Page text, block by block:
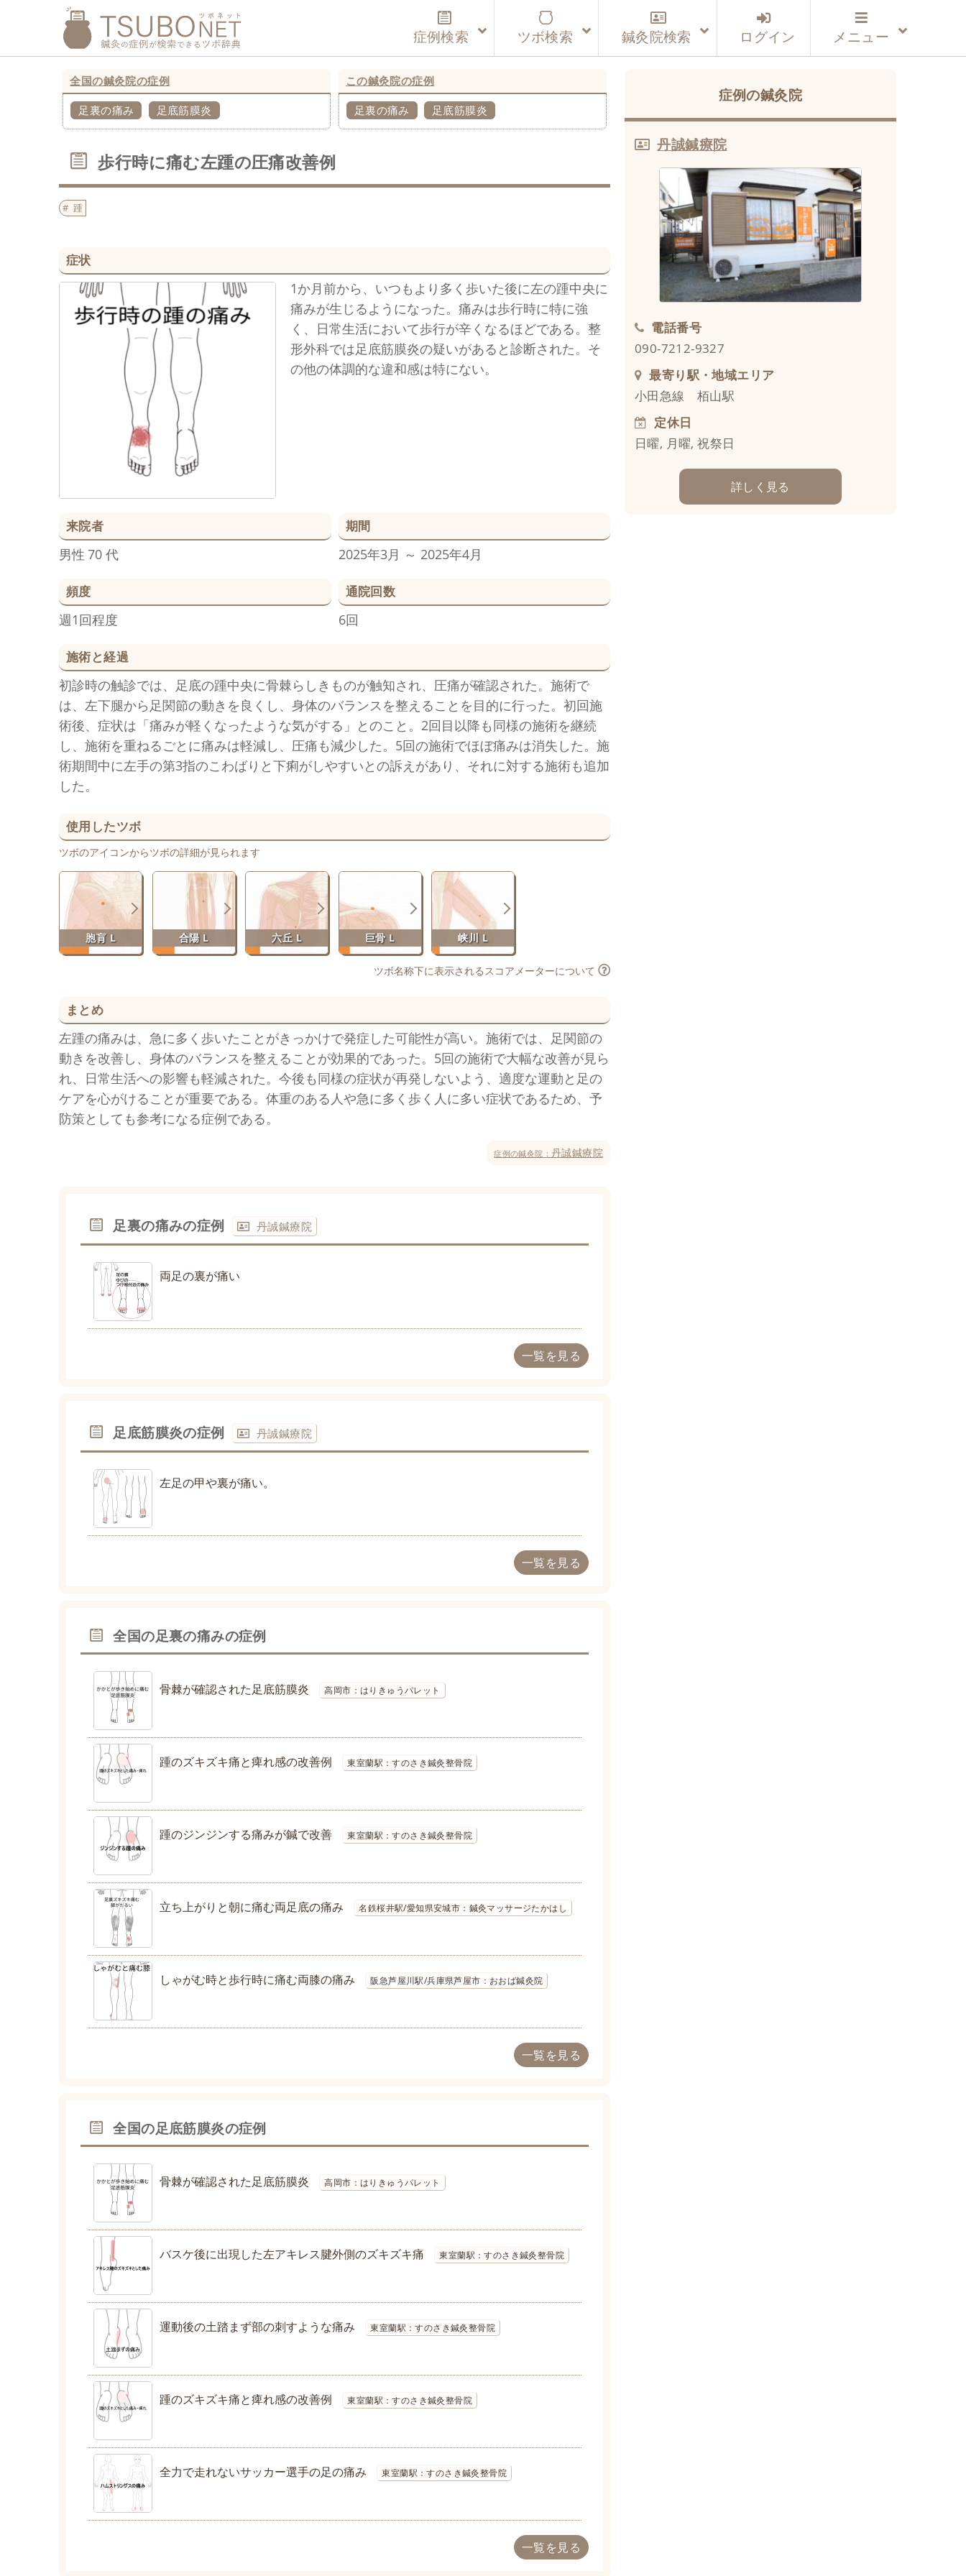
症例検索 ツボ検索 鍼灸院検索 ログイン メニュー
全国の鍼灸院の症例
足裏の痛み 足底筋膜炎
この鍼灸院の症例
足裏の痛み 足底筋膜炎
歩行時に痛む左踵の圧痛改善例
踵
症状
1か月前から、いつもより多く歩いた後に左の踵中央に
痛みが生じるようになった。痛みは歩行時に特に強
く、日常生活において歩行が辛くなるほどである。整
形外科では足底筋膜炎の疑いがあると診断された。そ
の他の体調的な違和感は特にない。
来院者
男性 70 代
期間
2025年3月 ～ 2025年4月
頻度
週1回程度
通院回数
6回
施術と経過
初診時の触診では、足底の踵中央に骨棘らしきものが触知され、圧痛が確認された。施術で
は、左下腿から足関節の動きを良くし、身体のバランスを整えることを目的に行った。初回施
術後、症状は「痛みが軽くなったような気がする」とのこと。2回目以降も同様の施術を継続
し、施術を重ねるごとに痛みは軽減し、圧痛も減少した。5回の施術でほぼ痛みは消失した。施
術期間中に左手の第3指のこわばりと下痢がしやすいとの訴えがあり、それに対する施術も追加
した。
使用したツボ
ツボのアイコンからツボの詳細が見られます
胞肓 L 合陽 L 六丘 L 巨骨 L 峡川 L
ツボ名称下に表示されるスコアメーターについて
まとめ
左踵の痛みは、急に多く歩いたことがきっかけで発症した可能性が高い。施術では、足関節の
動きを改善し、身体のバランスを整えることが効果的であった。5回の施術で大幅な改善が見ら
れ、日常生活への影響も軽減された。今後も同様の症状が再発しないよう、適度な運動と足の
ケアを心がけることが重要である。体重のある人や急に多く歩く人に多い症状であるため、予
防策としても参考になる症例である。
症例の鍼灸院： 丹誠鍼療院
足裏の痛みの症例 丹誠鍼療院
両足の裏が痛い
一覧を見る
足底筋膜炎の症例 丹誠鍼療院
左足の甲や裏が痛い。
一覧を見る
全国の足裏の痛みの症例
骨棘が確認された足底筋膜炎 高岡市：はりきゅうパレット
踵のズキズキ痛と痺れ感の改善例 東室蘭駅：すのさき鍼灸整骨院
踵のジンジンする痛みが鍼で改善 東室蘭駅：すのさき鍼灸整骨院
立ち上がりと朝に痛む両足底の痛み 名鉄桜井駅/愛知県安城市：鍼灸マッサージたかはし
しゃがむ時と歩行時に痛む両膝の痛み 阪急芦屋川駅/兵庫県芦屋市：おおば鍼灸院
一覧を見る
全国の足底筋膜炎の症例
骨棘が確認された足底筋膜炎 高岡市：はりきゅうパレット
バスケ後に出現した左アキレス腱外側のズキズキ痛 東室蘭駅：すのさき鍼灸整骨院
運動後の土踏まず部の刺すような痛み 東室蘭駅：すのさき鍼灸整骨院
踵のズキズキ痛と痺れ感の改善例 東室蘭駅：すのさき鍼灸整骨院
全力で走れないサッカー選手の足の痛み 東室蘭駅：すのさき鍼灸整骨院
一覧を見る
症例の鍼灸院
丹誠鍼療院
電話番号
090-7212-9327
最寄り駅・地域エリア
小田急線 栢山駅
定休日
日曜, 月曜, 祝祭日
詳しく見る